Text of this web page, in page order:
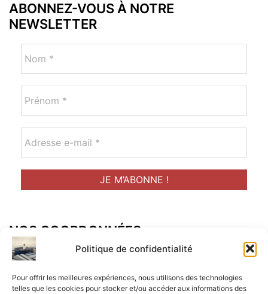
Politique de confidentialité
Pour offrir les meilleures expériences, nous utilisons des technologies
telles que les cookies pour stocker et/ou accéder aux informations des
ABONNEZ-VOUS À NOTRE
NEWSLETTER
NOS COORDONNÉES
Adresse postal :
ALCF
34 Rue René Brunen